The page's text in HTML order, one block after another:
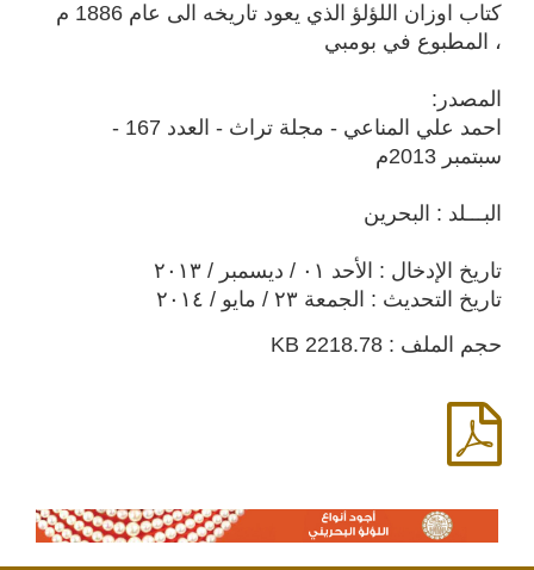
كتاب اوزان اللؤلؤ الذي يعود تاريخه الى عام 1886 م
، المطبوع في بومبي
المصدر:
احمد علي المناعي - مجلة تراث - العدد 167 -
سبتمبر 2013م
البـــلد : البحرين
تاريخ الإدخال : الأحد ٠١ / ديسمبر / ٢٠١٣
تاريخ التحديث : الجمعة ٢٣ / مايو / ٢٠١٤
حجم الملف : 2218.78 KB